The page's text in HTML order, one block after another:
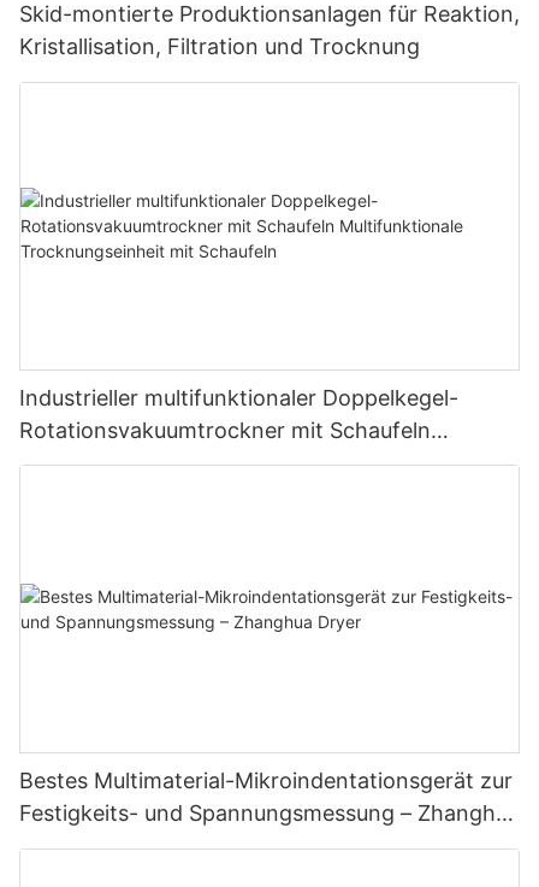
Skid-montierte Produktionsanlagen für Reaktion,
Kristallisation, Filtration und Trocknung
Industrieller multifunktionaler Doppelkegel-
Rotationsvakuumtrockner mit Schaufeln
Multifunktionale Trocknungseinheit mit
Bestes Multimaterial-Mikroindentationsgerät zur
Festigkeits- und Spannungsmessung – Zhanghua
Dryer